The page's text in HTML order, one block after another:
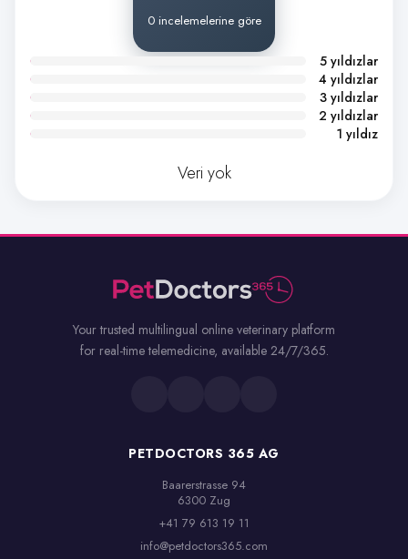
0 incelemelerine göre
5 yıldızlar
4 yıldızlar
3 yıldızlar
2 yıldızlar
1 yıldız
Veri yok
Your trusted multilingual online veterinary platform
for real-time telemedicine, available 24/7/365.
PETDOCTORS 365 AG
Baarerstrasse 94
6300 Zug
+41 79 613 19 11
info@petdoctors365.com